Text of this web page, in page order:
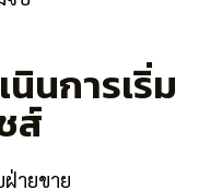
นินการเริ่ม
ส์
ายขาย